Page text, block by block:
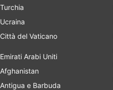
Turchia
Ucraina
Città del Vaticano
Emirati Arabi Uniti
Afghanistan
Antigua e Barbuda